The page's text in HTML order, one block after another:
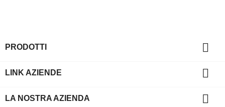
PRODOTTI 
LINK AZIENDE 
LA NOSTRA AZIENDA 